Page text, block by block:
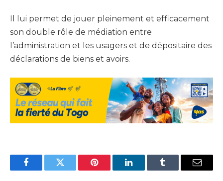
Il lui permet de jouer pleinement et efficacement
son double rôle de médiation entre
l’administration et les usagers et de dépositaire des
déclarations de biens et avoirs.
FacebookTwitter Pinterest LinkedInTumblr Email